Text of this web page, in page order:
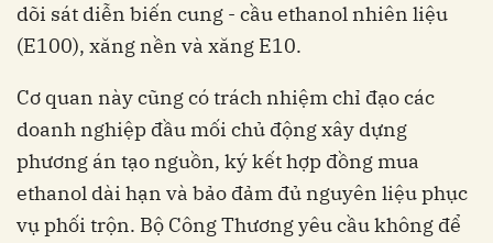
dõi sát diễn biến cung - cầu ethanol nhiên liệu
(E100), xăng nền và xăng E10.
Cơ quan này cũng có trách nhiệm chỉ đạo các
doanh nghiệp đầu mối chủ động xây dựng
phương án tạo nguồn, ký kết hợp đồng mua
ethanol dài hạn và bảo đảm đủ nguyên liệu phục
vụ phối trộn. Bộ Công Thương yêu cầu không để